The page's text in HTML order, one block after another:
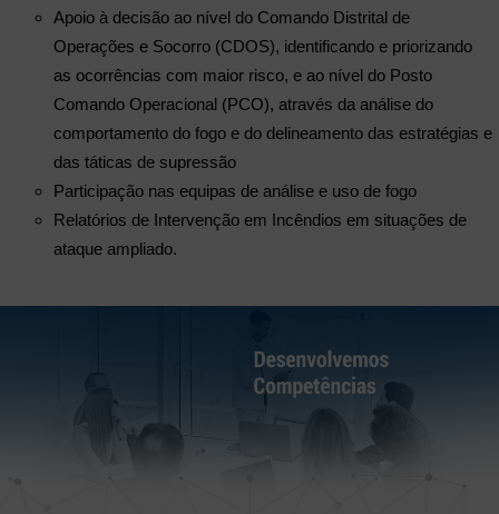
Apoio à decisão ao nível do Comando Distrital de
Operações e Socorro (CDOS), identificando e priorizando
as ocorrências com maior risco, e ao nível do Posto
Comando Operacional (PCO), através da análise do
comportamento do fogo e do delineamento das estratégias e
das táticas de supressão
Participação nas equipas de análise e uso de fogo
Relatórios de Intervenção em Incêndios em situações de
ataque ampliado.